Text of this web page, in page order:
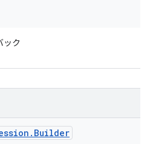
ック
. Builder